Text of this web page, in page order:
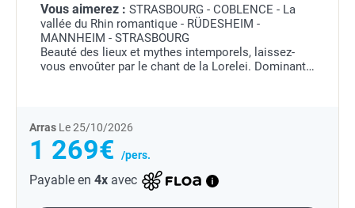
Vous aimerez : STRASBOURG - COBLENCE - La
vallée du Rhin romantique - RÜDESHEIM -
MANNHEIM - STRASBOURG
Beauté des lieux et mythes intemporels, laissez-
vous envoûter par le chant de la Lorelei. Dominant
Arras Le 25/10/2026
1 269€ /pers.
Payable en 4x avec